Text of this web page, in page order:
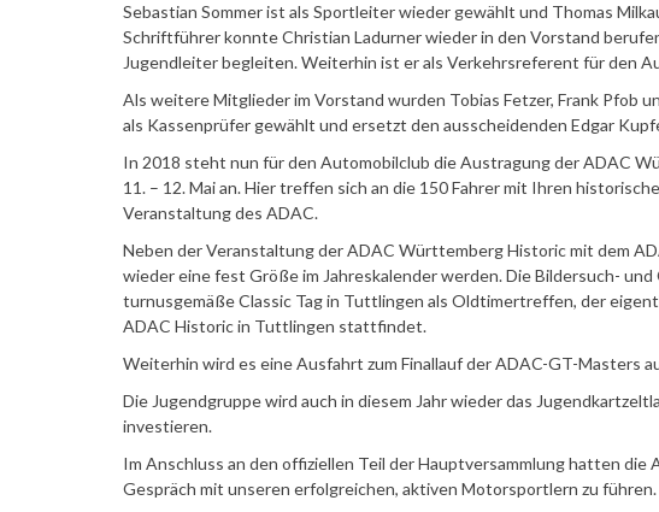
Sebastian Sommer ist als Sportleiter wieder gewählt und Thomas
Schriftführer konnte Christian Ladurner wieder in den Vorstand
Jugendleiter begleiten. Weiterhin ist er als Verkehrsreferent für den
Als weitere Mitglieder im Vorstand wurden Tobias Fetzer, Frank Pfob
als Kassenprüfer gewählt und ersetzt den ausscheidenden Edgar
In 2018 steht nun für den Automobilclub die Austragung der ADAC
11. – 12. Mai an. Hier treffen sich an die 150 Fahrer mit Ihren
Veranstaltung des ADAC.
Neben der Veranstaltung der ADAC Württemberg Historic mit dem
wieder eine fest Größe im Jahreskalender werden. Die Bildersuch-
turnusgemäße Classic Tag in Tuttlingen als Oldtimertreffen, der
ADAC Historic in Tuttlingen stattfindet.
Weiterhin wird es eine Ausfahrt zum Finallauf der ADAC-GT-Masters
Die Jugendgruppe wird auch in diesem Jahr wieder das
investieren.
Im Anschluss an den offiziellen Teil der Hauptversammlung hatten
Gespräch mit unseren erfolgreichen, aktiven Motorsportlern zu führen.